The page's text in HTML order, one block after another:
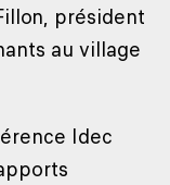
président
au village
Idec